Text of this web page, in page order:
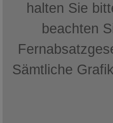
halten Sie
beachten
Sämtliche